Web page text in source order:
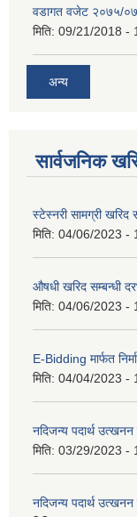
वडागत वजेट २०७५/
मिति: 09/21/2018 -
अन्य
सार्वजनिक
स्टेस्नरी सामग्री खरिद
मिति: 04/06/2023 -
औषधी खरिद सम्बन्धी
मिति: 04/06/2023 -
E-Bidding मार्फत
मिति: 04/04/2023 -
नदिजन्य पदार्थ
मिति: 03/29/2023 -
नदिजन्य पदार्थ